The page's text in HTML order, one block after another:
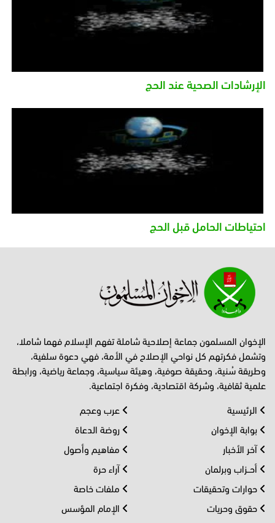
الإرشادات الصحية عند الحج
احتياطات الحامل قبل الحج
الإخوان المسلمون جماعة إصلاحية شاملة تفهم الإسلام فهما شاملا،
وتشمل فكرتهم كل نواحي الإصلاح في الأمة، فهي دعوة سلفية،
وطريقة سُنية، وحقيقة صوفية، وهيئة سياسية، وجماعة رياضية، ورابطة
علمية ثقافية، وشركة اقتصادية، وفكرة اجتماعية.
الرئيسية
بوابة الإخوان
آخر الأخبار
أحــزاب وبرلمان
حوارات وتحقيقات
حقوق وحريات
عرب وعجم
روضة الدعاة
مفاهيم وأصول
آراء حرة
ملفات خاصة
الإمام المؤسس